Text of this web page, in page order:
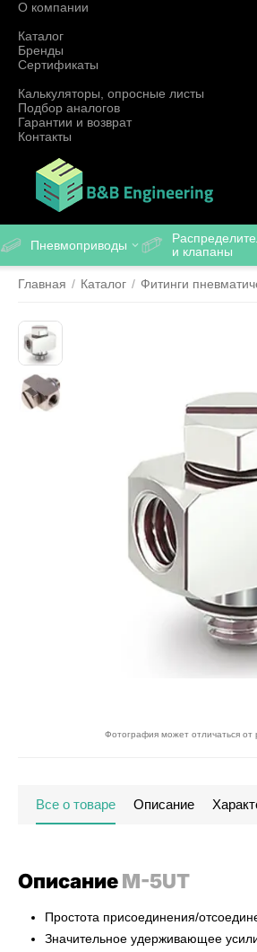
О компании
Каталог
Бренды
Сертификаты
Калькуляторы, опросные листы
Подбор аналогов
Гарантии и возврат
Контакты
Пневмоприводы
и клапаны
Главная / Каталог / Фитинги
Фотография может отличаться от
Все о товаре Описание
ОписаниеM-5UT
Простота присоединения/
Значительное удерживающее